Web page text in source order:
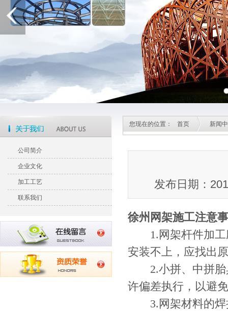
公司简介
企业文化
加工工艺
联系我们
您现在的位置： 首页 新闻
发布日期：
徐州网架施工注意
1.网架杆件加工
安装不上，应找出
2.小拼、中拼胎
许偏差执行，以避
3.网架材料的焊